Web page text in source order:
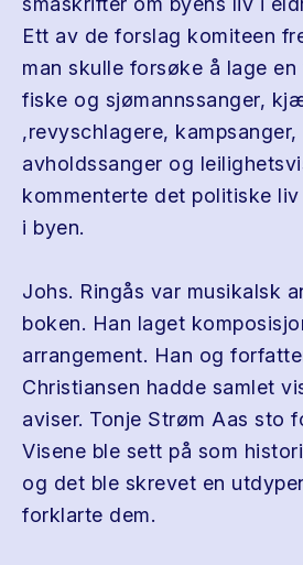
Ett av de forslag komiteen
man skulle forsøke å lage
fiske og sjømannssanger,
,revyschlagere,
avholdssanger og
kommenterte det politiske
i byen.
Johs. Ringås var musikalsk
boken. Han laget
arrangement. Han og
Christiansen hadde samlet
aviser. Tonje Strøm Aas sto
Visene ble sett på som
og det ble skrevet en
forklarte dem.